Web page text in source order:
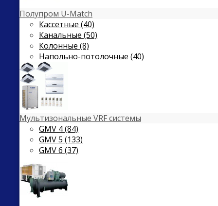
Полупром U-Match
Кассетные (40)
Канальные (50)
Колонные (8)
Напольно-потолочные (40)
Мультизональные VRF системы
GMV 4 (84)
GMV 5 (133)
GMV 6 (37)